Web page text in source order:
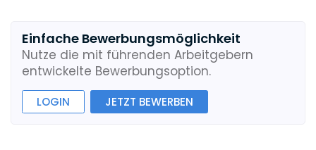
Einfache Bewerbungsmöglichkeit
Nutze die mit führenden Arbeitgebern
entwickelte Bewerbungsoption.
LOGIN JETZT BEWERBEN